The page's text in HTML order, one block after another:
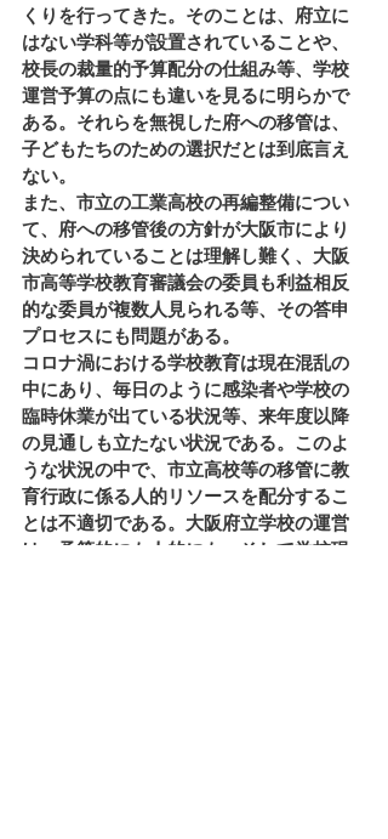
くりを行ってきた。そのことは、府立に
はない学科等が設置されていることや、
校長の裁量的予算配分の仕組み等、学校
運営予算の点にも違いを見るに明らかで
ある。それらを無視した府への移管は、
子どもたちのための選択だとは到底言え
ない。
また、市立の工業高校の再編整備につい
て、府への移管後の方針が大阪市により
決められていることは理解し難く、大阪
市高等学校教育審議会の委員も利益相反
的な委員が複数人見られる等、その答申
プロセスにも問題がある。
コロナ渦における学校教育は現在混乱の
中にあり、毎日のように感染者や学校の
臨時休業が出ている状況等、来年度以降
の見通しも立たない状況である。このよ
うな状況の中で、市立高校等の移管に教
育行政に係る人的リソースを配分するこ
とは不適切である。大阪府立学校の運営
は、予算的にも人的にも、そして学校現